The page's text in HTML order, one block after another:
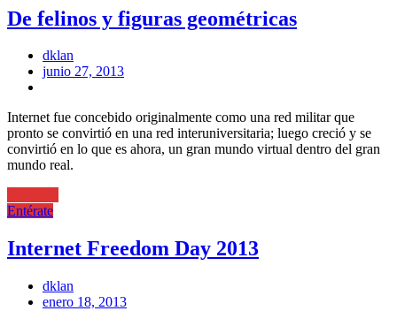
De felinos y figuras geométricas
dklan
Posted
junio 27, 2013
Internet fue concebido originalmente como una red militar que
pronto se convirtió en una red interuniversitaria; luego creció y se
convirtió en lo que es ahora, un gran mundo virtual dentro del gran
mundo real.
Entérate
Internet Freedom Day 2013
dklan
Posted
enero 18, 2013